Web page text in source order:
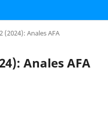
(2024): Anales AFA
Anales AFA